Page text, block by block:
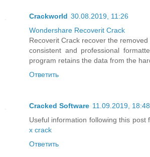
Crackworld 30.08.2019, 11:26
Wondershare Recoverit Crack
Recoverit Crack recover the
consistent and professional
program retains the data from the
Ответить
Cracked Software 11.09.2019, 18:48
Useful information following this post
x crack
Ответить